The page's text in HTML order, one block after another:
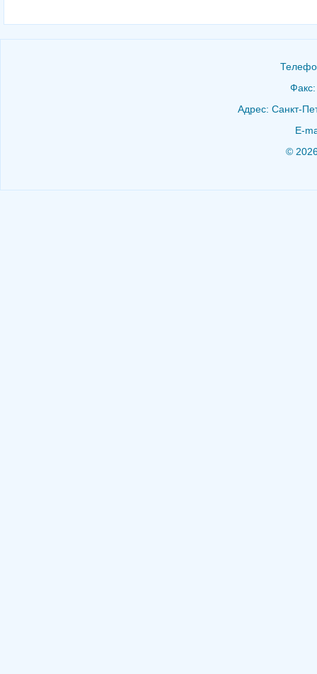
Адрес: Санкт-
E-
©